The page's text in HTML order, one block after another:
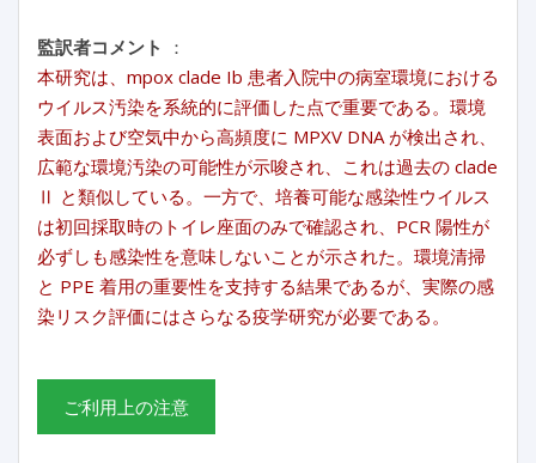
監訳者コメント
：
本研究は、mpox clade Ib 患者入院中の病室環境における
ウイルス汚染を系統的に評価した点で重要である。環境
表面および空気中から高頻度に MPXV DNA が検出され、
広範な環境汚染の可能性が示唆され、これは過去の clade
Ⅱ と類似している。一方で、培養可能な感染性ウイルス
は初回採取時のトイレ座面のみで確認され、PCR 陽性が
必ずしも感染性を意味しないことが示された。環境清掃
と PPE 着用の重要性を支持する結果であるが、実際の感
染リスク評価にはさらなる疫学研究が必要である。
ご利用上の注意